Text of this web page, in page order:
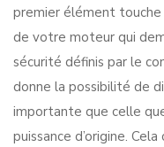
premier élément
de votre moteur qui
sécurité définis par le
donne la possibilité de
importante que celle
puissance d’origine.